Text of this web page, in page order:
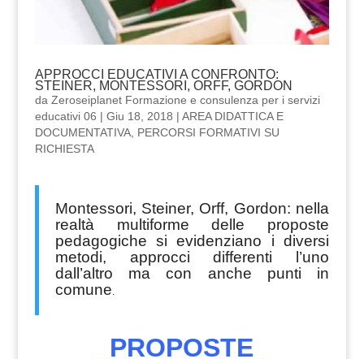
APPROCCI EDUCATIVI A CONFRONTO:
STEINER, MONTESSORI, ORFF, GORDON
da Zeroseiplanet Formazione e consulenza per i servizi
educativi 06 | Giu 18, 2018 | AREA DIDATTICA E
DOCUMENTATIVA, PERCORSI FORMATIVI SU
RICHIESTA
Montessori, Steiner, Orff, Gordon: nella
realtà multiforme delle proposte
pedagogiche si evidenziano i diversi
metodi, approcci differenti l’uno
dall’altro ma con anche punti in
comune.
PROPOSTE